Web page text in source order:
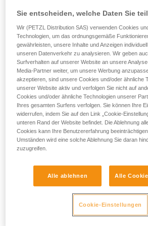
Kontaktdaten
Gebe deine Daten ein
VORNAME *
NAME*
E-MAIL*
Sie entscheiden, welche Daten Sie
Wir (PETZL Distribution SAS) verwenden Cookies
Technologien, um das ordnungsgemäße
gewährleisten, unsere Inhalte und Anzeigen
unseren Datenverkehr zu analysieren. Wir geben
Surfverhalten auf unserer Website an unsere
Media-Partner weiter, um unsere Werbung
akzeptieren, sind unsere Cookies und/oder ähnliche
unserer Website aktiv und verfolgen Sie nicht auf
Cookies und/oder ähnliche Technologien unserer
Ihres gesamten Surfens verfolgen. Sie können Ihre
widerrufen, indem Sie auf den Link „Cookie-
unteren Rand der Website befindet. Die Ablehnung
Cookies kann Ihre Benutzererfahrung
Umständen wird eine solche Ablehnung Sie daran
zuzugreifen.
Alle ablehnen Alle
Cookie-Einstellungen